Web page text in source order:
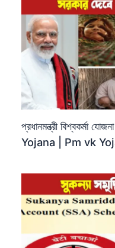
প্রধানমন্ত্রী
Yojana | Pm vk